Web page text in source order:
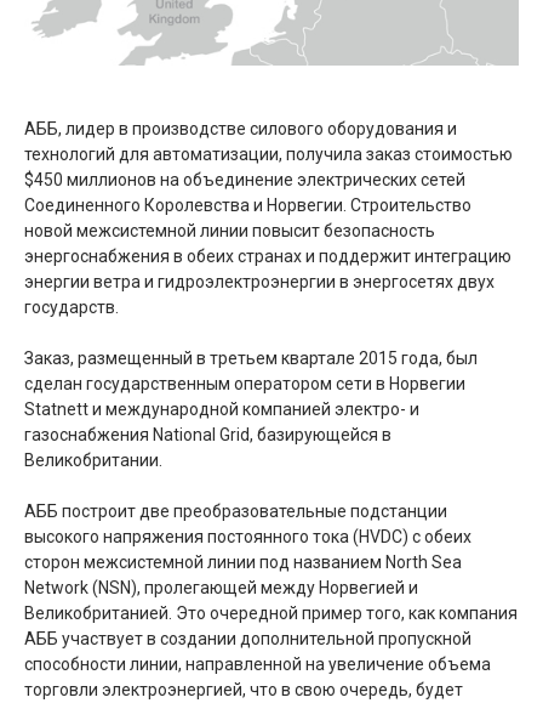
АББ, лидер в производстве силового оборудования и
технологий для автоматизации, получила заказ стоимостью
$450 миллионов на объединение электрических сетей
Соединенного Королевства и Норвегии. Строительство
новой межсистемной линии повысит безопасность
энергоснабжения в обеих странах и поддержит интеграцию
энергии ветра и гидроэлектроэнергии в энергосетях двух
государств.
Заказ, размещенный в третьем квартале 2015 года, был
сделан государственным оператором сети в Норвегии
Statnett и международной компанией электро- и
газоснабжения National Grid, базирующейся в
Великобритании.
АББ построит две преобразовательные подстанции
высокого напряжения постоянного тока (HVDC) с обеих
сторон межсистемной линии под названием North Sea
Network (NSN), пролегающей между Норвегией и
Великобританией. Это очередной пример того, как компания
АББ участвует в создании дополнительной пропускной
способности линии, направленной на увеличение объема
торговли электроэнергией, что в свою очередь, будет